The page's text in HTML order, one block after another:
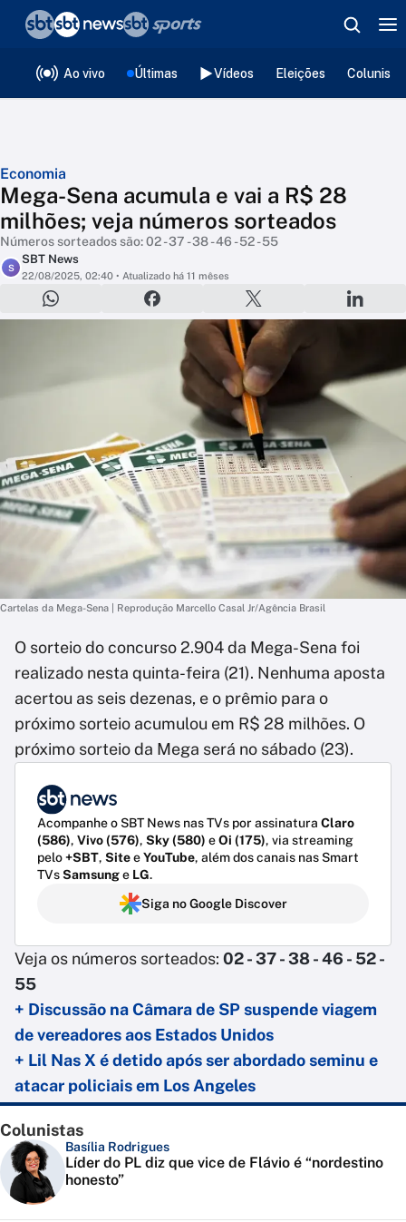
Ao vivo Últimas Vídeos Eleições
Economia
Mega-Sena acumula e vai a R$ 28
milhões; veja números sorteados
Números sorteados são: 02 - 37 - 38 - 46 - 52 - 55
S
SBT News
22/08/2025, 02:40 • Atualizado há 11 mêses
Cartelas da Mega-Sena | Reprodução Marcello Casal Jr/Agência Brasil
O sorteio do concurso 2.904 da Mega-Sena foi
realizado nesta quinta-feira (21). Nenhuma aposta
acertou as seis dezenas, e o prêmio para o
próximo sorteio acumulou em R$ 28 milhões. O
próximo sorteio da Mega será no sábado (23).
Acompanhe o SBT News nas TVs por assinatura Claro
(586), Vivo (576), Sky (580) eOi (175), via streaming
pelo+SBT, SiteeYouTube, além dos canais nas Smart
TVsSamsunge LG.
Siga no Google Discover
Veja os números sorteados: 02 - 37 - 38 - 46 - 52 -
55
+ Discussão na Câmara de SP suspende viagem
de vereadores aos Estados Unidos
+ Lil Nas X é detido após ser abordado seminu e
atacar policiais em Los Angeles
Colunistas
Basília Rodrigues
Líder do PL diz que vice de Flávio é “nordestino
honesto”
❮voltar
Editorias